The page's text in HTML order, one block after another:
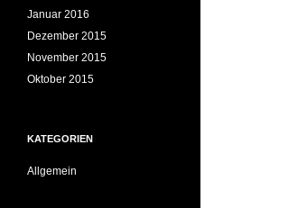
Januar 2016
Dezember 2015
November 2015
Oktober 2015
KATEGORIEN
Allgemein